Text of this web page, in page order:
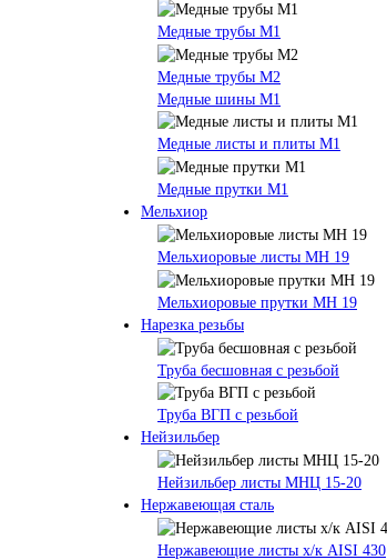
Медные трубы М1
Медные трубы М2
Медные шины М1
Медные листы и плиты М1
Медные прутки М1
Мельхиор
Мельхиоровые листы МН 19
Мельхиоровые прутки МН 19
Нарезка резьбы
Труба бесшовная с резьбой
Труба ВГП с резьбой
Нейзильбер
Нейзильбер листы МНЦ 15-20
Нержавеющая сталь
Нержавеющие листы х/к AISI 430